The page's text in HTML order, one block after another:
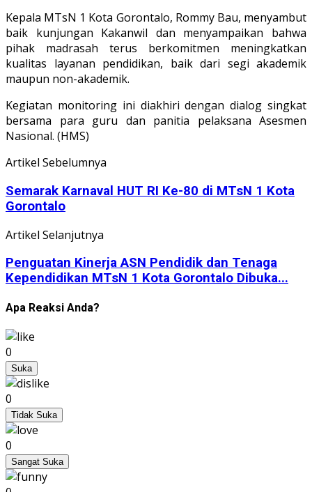
Kepala MTsN 1 Kota Gorontalo, Rommy Bau, menyambut
baik kunjungan Kakanwil dan menyampaikan bahwa
pihak madrasah terus berkomitmen meningkatkan
kualitas layanan pendidikan, baik dari segi akademik
maupun non-akademik.
Kegiatan monitoring ini diakhiri dengan dialog singkat
bersama para guru dan panitia pelaksana Asesmen
Nasional. (HMS)
Artikel Sebelumnya
Semarak Karnaval HUT RI Ke-80 di MTsN 1 Kota
Gorontalo
Artikel Selanjutnya
Penguatan Kinerja ASN Pendidik dan Tenaga
Kependidikan MTsN 1 Kota Gorontalo Dibuka...
Apa Reaksi Anda?
0
Suka
0
Tidak Suka
0
Sangat Suka